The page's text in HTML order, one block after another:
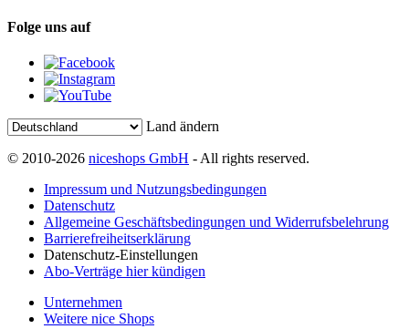
Folge uns auf
Land ändern
© 2010-2026 niceshops GmbH - All rights reserved.
Impressum und Nutzungsbedingungen
Datenschutz
Allgemeine Geschäftsbedingungen und Widerrufsbelehrung
Barrierefreiheitserklärung
Datenschutz-Einstellungen
Abo-Verträge hier kündigen
Unternehmen
Weitere nice Shops